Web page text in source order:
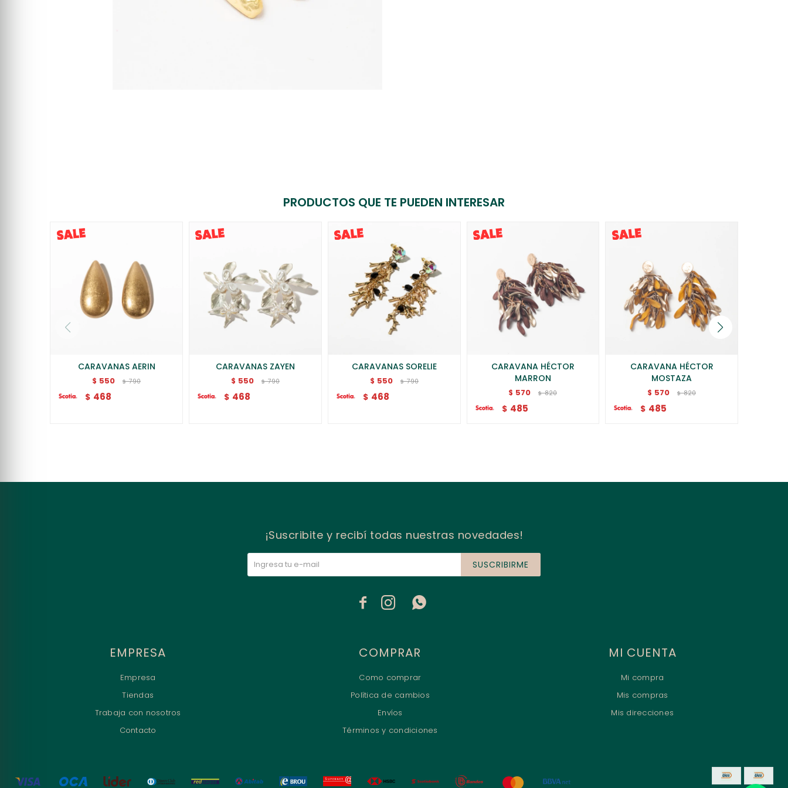
PRODUCTOS QUE TE PUEDEN INTERESAR
CARAVANAS AERIN
$ 550 $ 790
$ 468
CARAVANAS ZAYEN
$ 550 $ 790
$ 468
CARAVANAS SORELIE
$ 550 $ 790
$ 468
CARAVANA HÉCTOR
MARRON
$ 570 $ 820
$ 485
CARAVANA HÉCTOR
MOSTAZA
$ 570 $ 820
$ 485
EMPRESA
Empresa
Tiendas
Trabaja con nosotros
Contacto
COMPRAR
Como comprar
Política de cambios
Envíos
Términos y condiciones
MI CUENTA
Mi compra
Mis compras
Mis direcciones
¡Suscribite y recibí todas nuestras novedades!
SUSCRIBIRME
  